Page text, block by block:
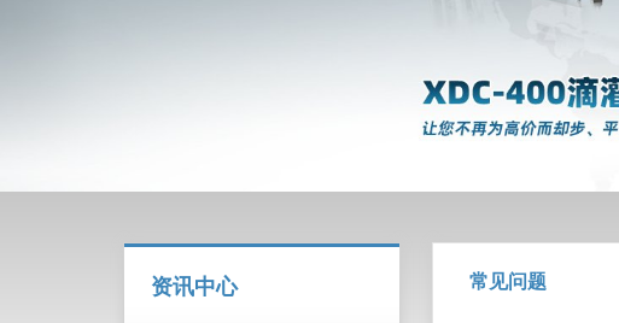
常见问题
资讯中心